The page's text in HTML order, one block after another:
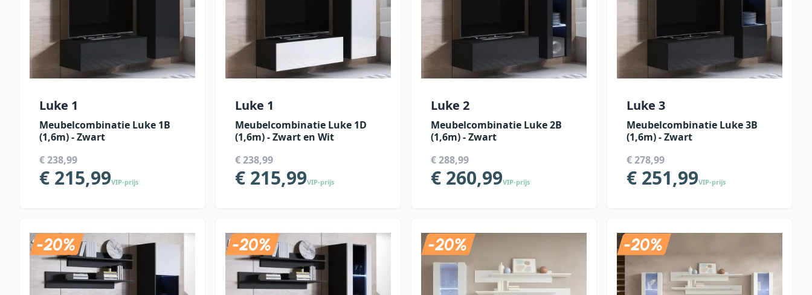
Luke 1
Meubelcombinatie Luke 1B
(1,6m) - Zwart
€ 238,99
€ 215,99VIP-prijs
Luke 1
Meubelcombinatie Luke 1D
(1,6m) - Zwart en Wit
€ 238,99
€ 215,99VIP-prijs
Luke 2
Meubelcombinatie Luke 2B
(1,6m) - Zwart
€ 288,99
€ 260,99VIP-prijs
Luke 3
Meubelcombinatie Luke 3B
(1,6m) - Zwart
€ 278,99
€ 251,99VIP-prijs